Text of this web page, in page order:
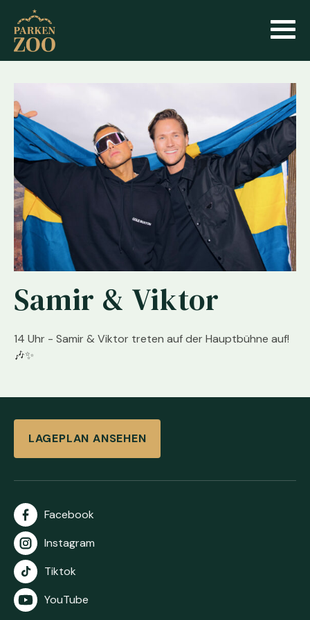
Samir & Viktor
14 Uhr - Samir & Viktor treten auf der Hauptbühne auf!
🎶✨
LAGEPLAN ANSEHEN
Facebook
Instagram
Tiktok
YouTube